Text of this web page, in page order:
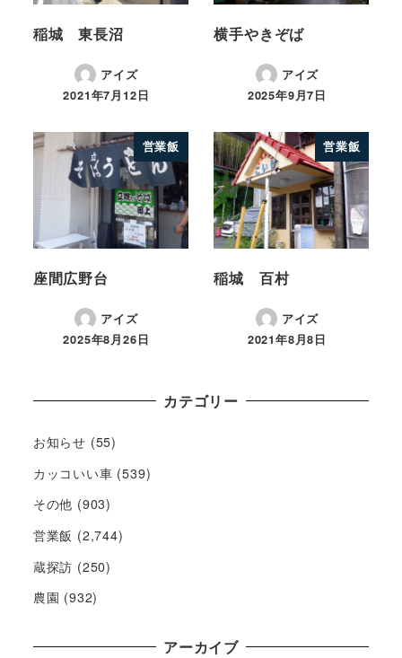
稲城 東長沼
アイズ
2021年7月12日
横手やきぞば
アイズ
2025年9月7日
営業飯
座間広野台
アイズ
2025年8月26日
営業飯
稲城 百村
アイズ
2021年8月8日
カテゴリー
お知らせ (55)
カッコいい車 (539)
その他 (903)
営業飯 (2,744)
蔵探訪 (250)
農園 (932)
アーカイブ